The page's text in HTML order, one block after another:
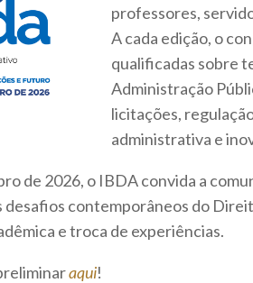
professores,
A cada edição, o
qualificadas sobre
Administração
licitações,
administrativa e
de 2026, o IBDA convida a
desafios contemporâneos do
e troca de experiências.
aqui!